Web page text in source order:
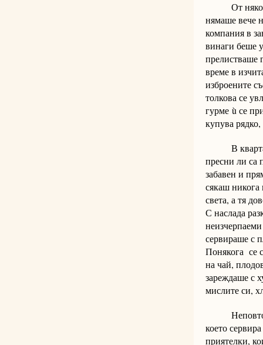
От няколко
нямаше вече
компания в
винаги беше
прелистваше
време в
изброените
толкова се
гурме ù се
купува
В квартала
пресни ли са
забавен и
сякаш
света, а тя
С наслада
сервираше с
Понякога се
на чай,
зареждаше с
мислите си,
което
приятелки,